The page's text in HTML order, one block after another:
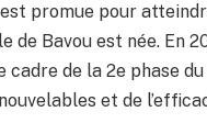
promue pour
Bavou est née. En
de la 2e phase
et de